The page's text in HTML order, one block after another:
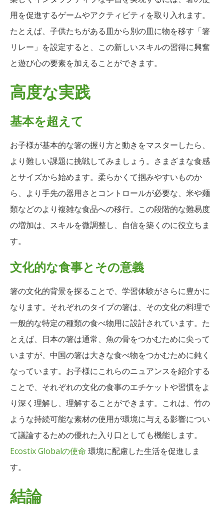
用を促進するゲームやアクティビティを取り入れます。
たとえば、子供たちがある皿から別の皿に物を移す「箸
リレー」を設定すると、この新しいスキルの習得に興奮
と遊び心の要素を加えることができます。
高度な実践
基本を超えて
お子様が基本的な箸の握り方と動きをマスターしたら、
より難しい課題に挑戦してみましょう。さまざまな食感
とサイズから始めます。柔らかくて掴みやすいものか
ら、より手先の器用さとコントロールが必要な、米や麺
類などのより複雑な食品への移行。この段階的な難易度
の増加は、スキルを微調整し、自信を築くのに役立ちま
す。
文化的な食事とその意義
箸の文化的背景を探ることで、学習体験がさらに豊かに
なります。それぞれのタイプの箸は、その文化の料理で
一般的な特定の種類の食べ物用に設計されています。た
とえば、日本の箸は通常、魚の骨をつかむために尖って
いますが、中国の箸は大きな食べ物をつかむために鈍く
なっています。お子様にこれらのニュアンスを紹介する
ことで、それぞれの文化の食事のエチケットや習慣をよ
り深く理解し、理解することができます。これは、竹の
ような持続可能な素材の使用が環境に与える影響につい
て議論するための優れた入り口としても機能します。
Ecostix Globalの使命 環境に配慮した生活を促進しま
す。
結論